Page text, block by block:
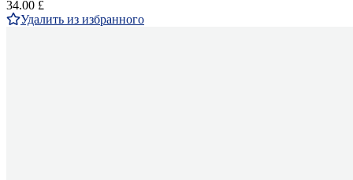
34.00 £
Удалить из избранного